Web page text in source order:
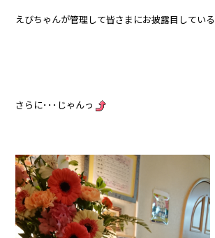
えびちゃんが管理して皆さまにお披露目してい
さらに･･･じゃんっ